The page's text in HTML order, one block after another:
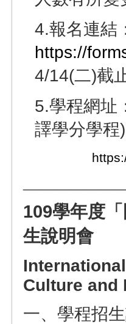
4.報名連結
https://
4/14(二)截
5.學程網址
譯學分學程)
109學年度
生說明會
Culture and
一、學程招